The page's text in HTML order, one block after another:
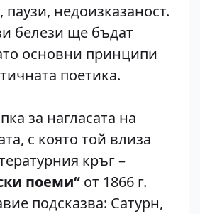
паузи, недоизказаност.
белези ще бъдат
основни принципи
поетика.
за нагласата на
с която той влиза
кръг –
поеми“ от 1866 г.
подсказва: Сатурн,